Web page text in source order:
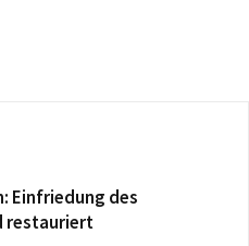
Einfriedung des
restauriert